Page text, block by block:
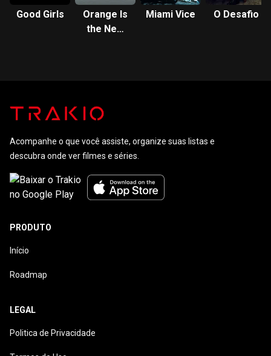
Good Girls
Orange Is
the New
Miami Vice O Desafio
Acompanhe o que você assiste, organize suas listas e
descubra onde ver filmes e séries.
PRODUTO
Início
Roadmap
LEGAL
Politica de Privacidade